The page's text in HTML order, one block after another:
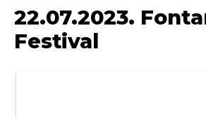
22.07.2023.
Festival